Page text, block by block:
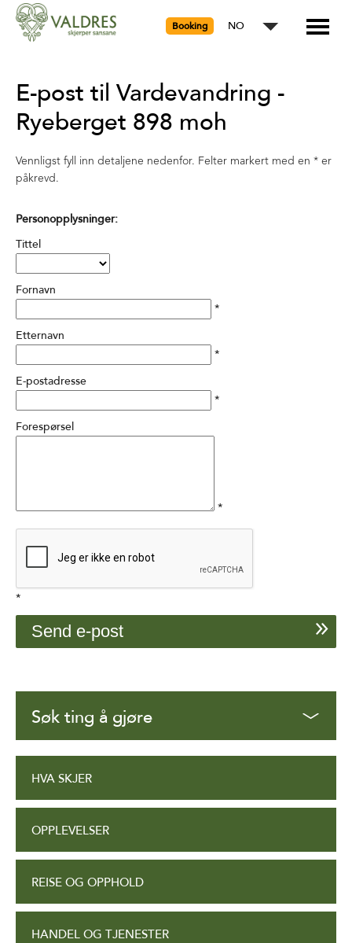
Booking NO
E-post til Vardevandring -
Ryeberget 898 moh
Vennligst fyll inn detaljene nedenfor. Felter markert med en * er
påkrevd.
Personopplysninger:
Tittel
Fornavn
*
Etternavn
*
E-postadresse
*
Forespørsel
*
*
Søk ting å gjøre
HVA SKJER
OPPLEVELSER
REISE OG OPPHOLD
HANDEL OG TJENESTER